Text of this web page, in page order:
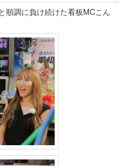
順調に負け続けた看板MCこん